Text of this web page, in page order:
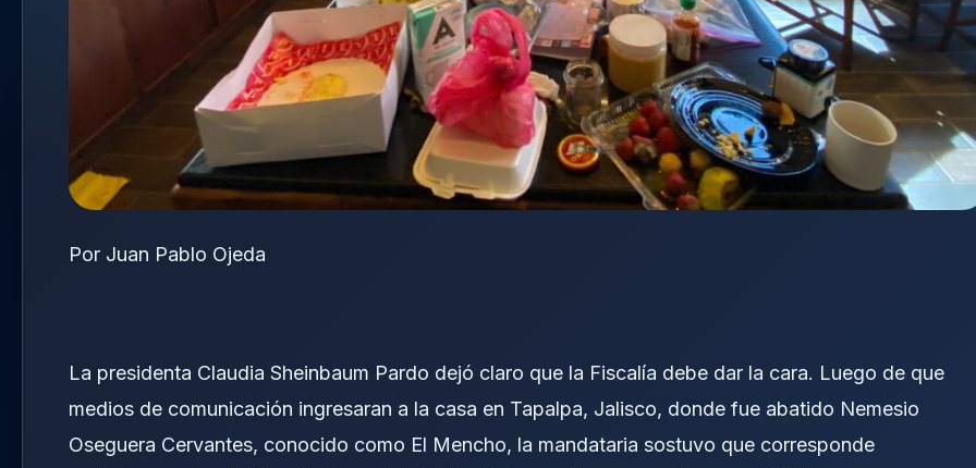
Por Juan Pablo Ojeda
La presidenta Claudia Sheinbaum Pardo dejó claro que la Fiscalía debe dar la cara. Luego de que
medios de comunicación ingresaran a la casa en Tapalpa, Jalisco, donde fue abatido Nemesio
Oseguera Cervantes, conocido como El Mencho, la mandataria sostuvo que corresponde